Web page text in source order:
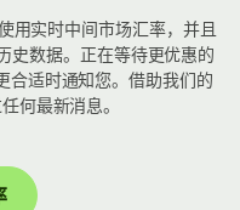
用实时中间市场汇率，并且
史数据。正在等待更优惠的
合适时通知您。借助我们的
何最新消息。